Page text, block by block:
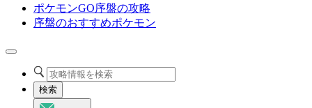
ポケモンGO序盤の攻略
序盤のおすすめポケモン
検索